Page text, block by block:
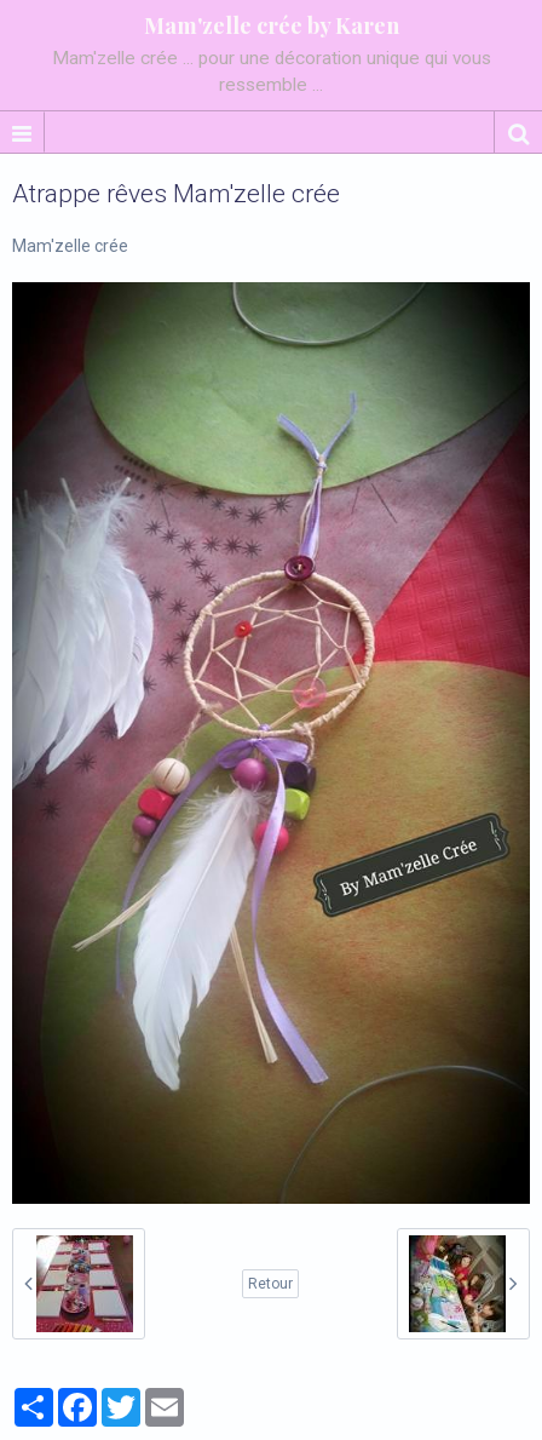
Mam'zelle crée by Karen
Mam'zelle crée ... pour une décoration unique qui vous
ressemble ...
Atrappe rêves Mam'zelle crée
Mam'zelle crée
Retour
PartagerFacebook
Twitter